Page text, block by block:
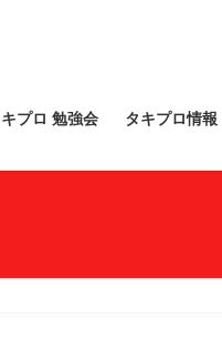
プロ 勉強会 タキプロ情報